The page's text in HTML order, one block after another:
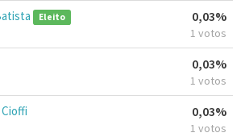
Eleito 0,03%
1 votos
0,03%
1 votos
0,03%
1 votos